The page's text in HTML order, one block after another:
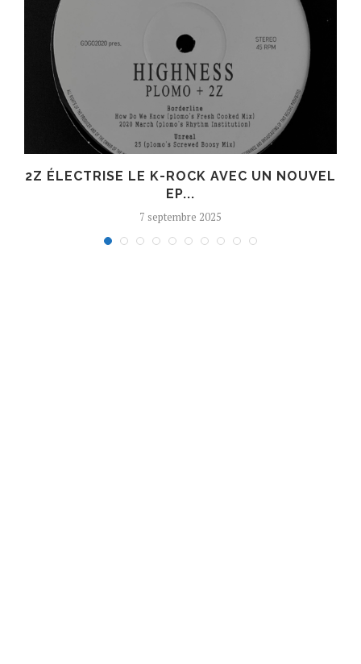
2Z ÉLECTRISE LE K-ROCK AVEC UN NOUVEL
EP...
7 septembre 2025